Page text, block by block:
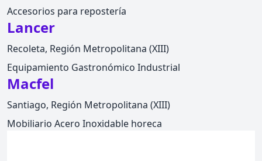
Accesorios para repostería
Lancer
Recoleta, Región Metropolitana (XIII)
Equipamiento Gastronómico Industrial
Macfel
Santiago, Región Metropolitana (XIII)
Mobiliario Acero Inoxidable horeca